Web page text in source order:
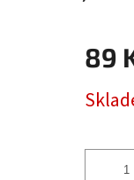
89
cena: